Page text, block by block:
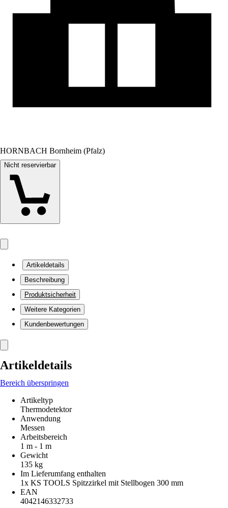
HORNBACH Bornheim (Pfalz)
Nicht reservierbar
Artikeldetails
Beschreibung
Produktsicherheit
Weitere Kategorien
Kundenbewertungen
Artikeldetails
Bereich überspringen
Artikeltyp
Thermodetektor
Anwendung
Messen
Arbeitsbereich
1 m - 1 m
Gewicht
135 kg
Im Lieferumfang enthalten
1x KS TOOLS Spitzzirkel mit Stellbogen 300 mm
EAN
4042146332733